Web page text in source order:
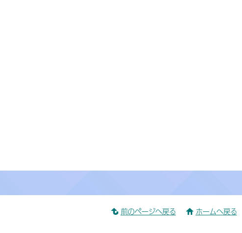
前のページへ戻る ホームへ戻る